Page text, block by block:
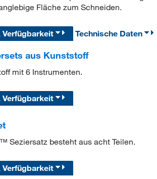
Fläche zum Schneiden.
Verfügbarkeit Technische Daten
aus Kunststoff
mit 6 Instrumenten.
Verfügbarkeit
Seziersatz besteht aus acht Teilen.
Verfügbarkeit